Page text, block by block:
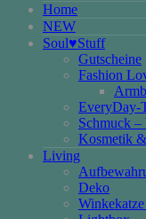
Home
NEW
Soul♥Stuff
Gutscheine
Fashion
EveryDay-
Schmuck
Kosmetik
Living
Deko